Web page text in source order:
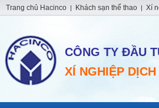
Trang chủ Hacinco | Khách sạn thể thao | Xí
CÔNG TY ĐẦU
XÍ NGHIỆP